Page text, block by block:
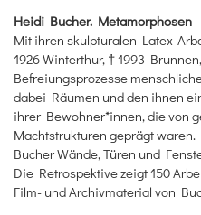
Heidi Bucher. Metamorphosen
Mit ihren skulpturalen Latex-
1926 Winterthur, † 1993
Befreiungsprozesse
dabei Räumen und den ihnen
ihrer Bewohner*innen, die von
Machtstrukturen geprägt
Bucher Wände, Türen und
Die Retrospektive zeigt 150
Film- und Archivmaterial von